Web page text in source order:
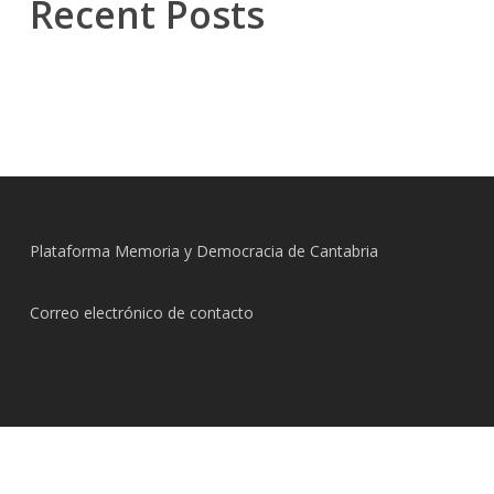
Recent Posts
Plataforma Memoria y Democracia de Cantabria
Correo electrónico de contacto